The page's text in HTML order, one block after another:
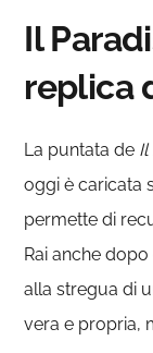
Il
replica
La puntata de Il
oggi è caricata
permette di
Rai anche
alla stregua di
vera e propria,